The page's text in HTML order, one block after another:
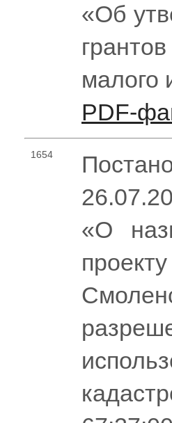
«Об
малого
PDF-
1654
«О